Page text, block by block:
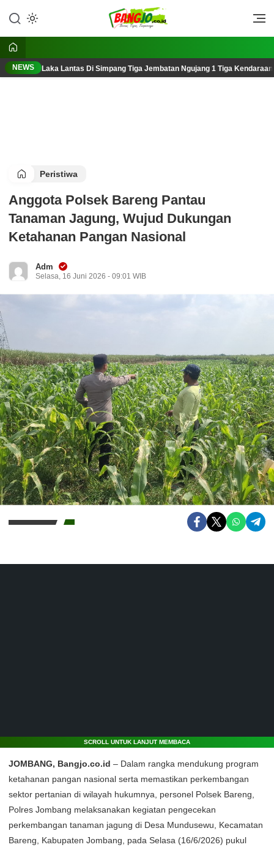
konten
Bangjo.co.id
Berani, Tegas, Terpercaya
NEWS Laka Lantas Di Simpang Tiga Jembatan Ngujang 1 Tiga
Peristiwa
Anggota Polsek Bareng Pantau
Tanaman Jagung, Wujud Dukungan
Ketahanan Pangan Nasional
Adm
Selasa, 16 Juni 2026 - 09:01 WIB
SCROLL UNTUK LANJUT MEMBACA
JOMBANG, Bangjo.co.id – Dalam rangka mendukung program
ketahanan pangan nasional serta memastikan perkembangan
sektor pertanian di wilayah hukumnya, personel Polsek Bareng,
Polres Jombang melaksanakan kegiatan pengecekan
perkembangan tanaman jagung di Desa Mundusewu, Kecamatan
Bareng, Kabupaten Jombang, pada Selasa (16/6/2026) pukul